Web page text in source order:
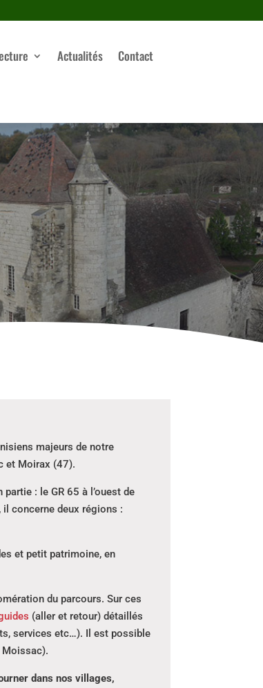
Actualités Contact
majeurs de notre
et Moirax (47).
: le GR 65 à l’ouest de
il concerne deux régions :
et petit patrimoine, en
du parcours. Sur ces
(aller et retour) détaillés
services etc…). Il est possible
Moissac).
dans nos villages,